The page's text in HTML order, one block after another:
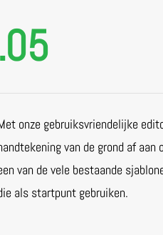
.05
onze gebruiksvriendelijke
van de grond af aan
van de vele bestaande
als startpunt gebruiken.